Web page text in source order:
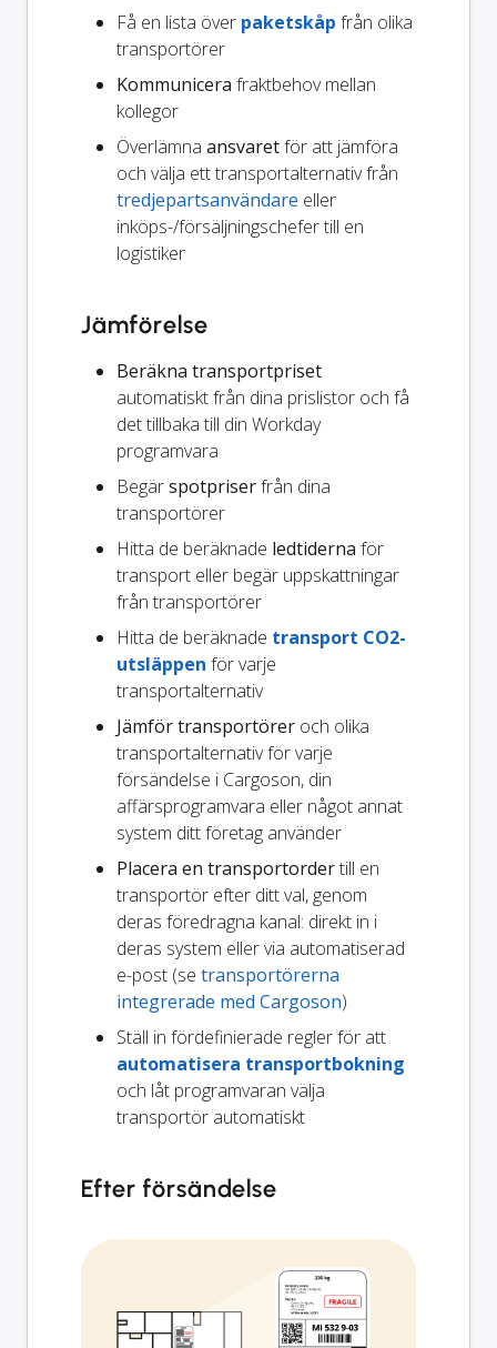
Få en lista över paketskåp från olika
transportörer
Kommunicera fraktbehov mellan
kollegor
Överlämna ansvaretför att jämföra
och välja ett transportalternativ från
tredjepartsanvändare eller
inköps-/försäljningschefer till en
logistiker
Jämförelse
Beräkna transportpriset
automatiskt från dina prislistor och få
det tillbaka till din Workday
programvara
Begärspotpriserfrån dina
transportörer
Hitta de beräknade ledtiderna för
transport eller begär uppskattningar
från transportörer
Hitta de beräknade transport CO2-
utsläppen för varje
transportalternativ
Jämför transportörer och olika
transportalternativ för varje
försändelse i Cargoson, din
affärsprogramvara eller något annat
system ditt företag använder
Placera en transportordertill en
transportör efter ditt val, genom
deras föredragna kanal: direkt in i
deras system eller via automatiserad
e-post (se transportörerna
integrerade med Cargoson)
Ställ in fördefinierade regler för att
automatisera transportbokning
och låt programvaran välja
transportör automatiskt
Efter försändelse